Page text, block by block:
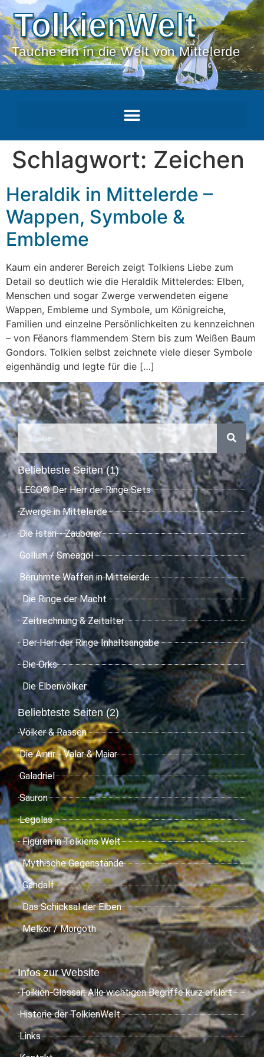
TolkienWelt
Tauche ein in die Welt von Mittelerde
Schlagwort: Zeichen
Heraldik in Mittelerde –
Wappen, Symbole &
Embleme
Kaum ein anderer Bereich zeigt Tolkiens Liebe zum
Detail so deutlich wie die Heraldik Mittelerdes: Elben,
Menschen und sogar Zwerge verwendeten eigene
Wappen, Embleme und Symbole, um Königreiche,
Familien und einzelne Persönlichkeiten zu kennzeichnen
– von Fëanors flammendem Stern bis zum Weißen Baum
Gondors. Tolkien selbst zeichnete viele dieser Symbole
eigenhändig und legte für die […]
Beliebteste Seiten (1)
LEGO® Der Herr der Ringe Sets
Zwerge in Mittelerde
Die Istari - Zauberer
Gollum / Smeagol
Berühmte Waffen in Mittelerde
Die Ringe der Macht
Zeitrechnung & Zeitalter
Der Herr der Ringe Inhaltsangabe
Die Orks
Die Elbenvölker
Beliebteste Seiten (2)
Völker & Rassen
Die Ainur - Valar & Maiar
Galadriel
Sauron
Legolas
Figuren in Tolkiens Welt
Mythische Gegenstände
Gandalf
Das Schicksal der Elben
Melkor / Morgoth
Infos zur Website
Tolkien-Glossar: Alle wichtigen Begriffe kurz erklärt
Historie der TolkienWelt
Links